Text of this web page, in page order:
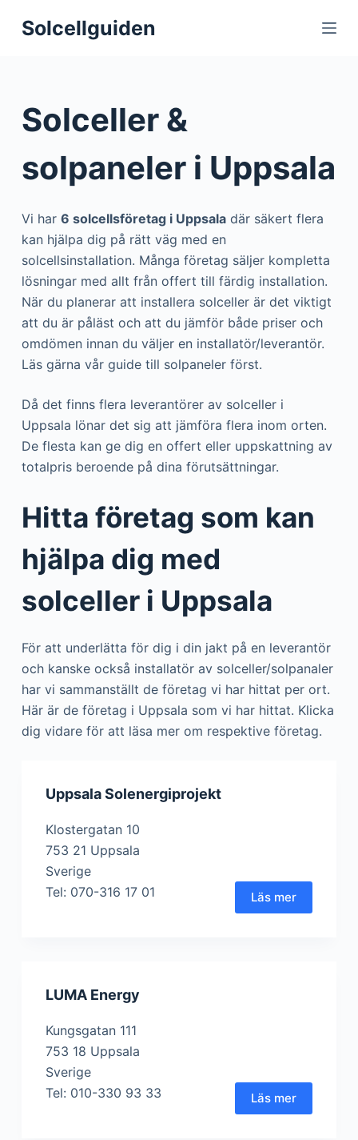
S
o
o
n
Solcellguiden
Solceller &
solpaneler i Uppsala
Vi har 6 solcellsföretag i Uppsaladär säkert flera
kan hjälpa dig på rätt väg med en
solcellsinstallation. Många företag säljer kompletta
lösningar med allt från offert till färdig installation.
När du planerar att installera solceller är det viktigt
att du är påläst och att du jämför både priser och
omdömen innan du väljer en installatör/leverantör.
Läs gärna vår guide till solpaneler först.
Då det finns flera leverantörer av solceller i
Uppsala lönar det sig att jämföra flera inom orten.
De flesta kan ge dig en offert eller uppskattning av
totalpris beroende på dina förutsättningar.
Hitta företag som kan
hjälpa dig med
solceller i Uppsala
För att underlätta för dig i din jakt på en leverantör
och kanske också installatör av solceller/solpanaler
har vi sammanställt de företag vi har hittat per ort.
Här är de företag i Uppsala som vi har hittat. Klicka
dig vidare för att läsa mer om respektive företag.
Uppsala Solenergiprojekt
Klostergatan 10
753 21 Uppsala
Sverige
Tel: 070-316 17 01
Läs mer
LUMA Energy
Kungsgatan 111
753 18 Uppsala
Sverige
Tel: 010-330 93 33
Läs mer